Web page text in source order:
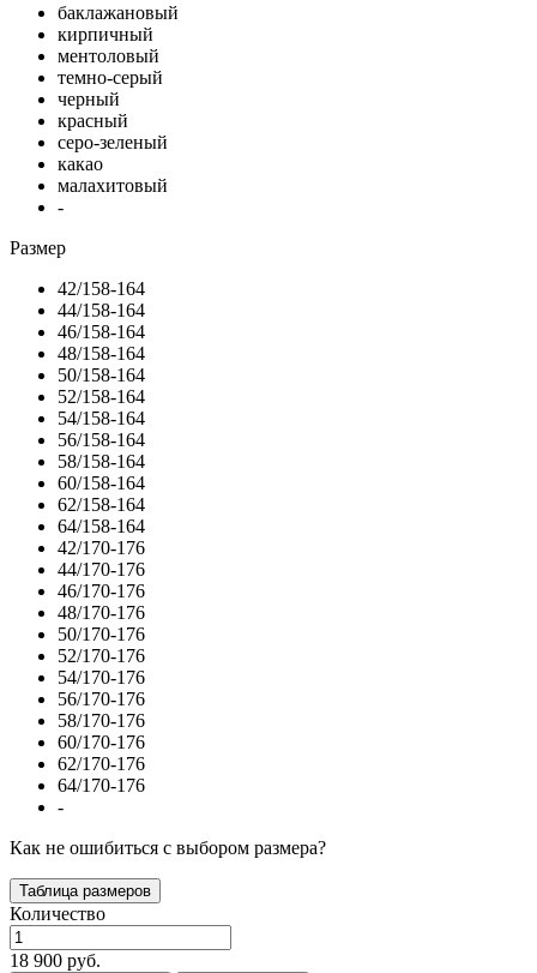
баклажановый
кирпичный
ментоловый
темно-серый
черный
красный
серо-зеленый
какао
малахитовый
-
Размер
42/158-164
44/158-164
46/158-164
48/158-164
50/158-164
52/158-164
54/158-164
56/158-164
58/158-164
60/158-164
62/158-164
64/158-164
42/170-176
44/170-176
46/170-176
48/170-176
50/170-176
52/170-176
54/170-176
56/170-176
58/170-176
60/170-176
62/170-176
64/170-176
-
Как не ошибиться с выбором размера?
Таблица размеров
Количество
18 900 руб.